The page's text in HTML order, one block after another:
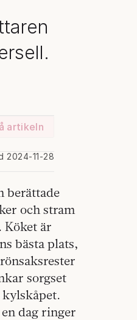
artikeln
2024-11-28
berättade
och stram
Köket är
bästa plats,
sorgset
dag ringer